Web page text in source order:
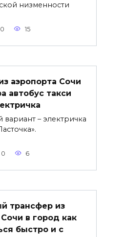
низменности
0 15
аэропорта Сочи
автобус такси
– электричка
0 6
трансфер из
в город как
быстро и с